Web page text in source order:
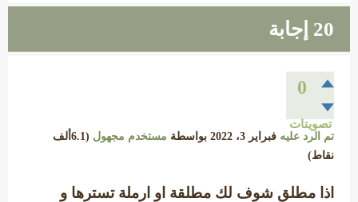
20 إجابة
0
تصويتات
تم الرد عليه فبراير 3، 2022 بواسطة مستخدم مجهول (6.1ألف
نقاط)
اذا مطلق شوف لك مطلقة او ارملة تسترها و